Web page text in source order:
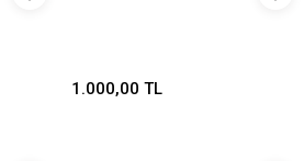
1.000,00 TL